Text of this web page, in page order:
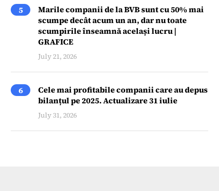
5
Marile companii de la BVB sunt cu 50% mai
scumpe decât acum un an, dar nu toate
scumpirile înseamnă același lucru |
GRAFICE
July 21, 2026
6
Cele mai profitabile companii care au depus
bilanțul pe 2025. Actualizare 31 iulie
July 31, 2026